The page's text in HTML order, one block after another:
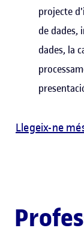
projecte
de dades,
dades, la
Llegeix-ne